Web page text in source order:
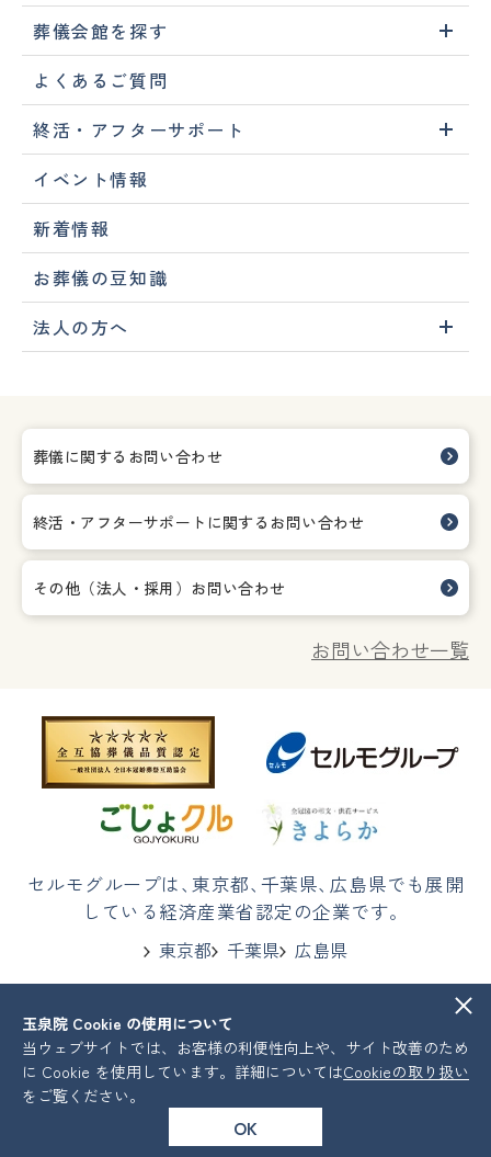
葬儀会館を探す
よくあるご質問
終活・アフターサポート
イベント情報
新着情報
お葬儀の豆知識
法人の方へ
葬儀に関するお問い合わせ
終活・アフターサポートに関する お問い合わせ
その他（法人・採用）お問い合わせ
お問い合わせ一覧
セルモグループは、東京都、 千葉県、 広島県でも展開
している経済産業省認定の企業です。
東京都
千葉県 広島県
株式会社セルモ
COPYRIGHT © Celmo All Rights Reserved.
玉泉院 Cookie の使用について
当ウェブサイトでは、お客様の利便性向上や、サイト改善のため
に Cookie を使用しています。詳細についてはCookieの取り扱い
をご覧ください。
OK